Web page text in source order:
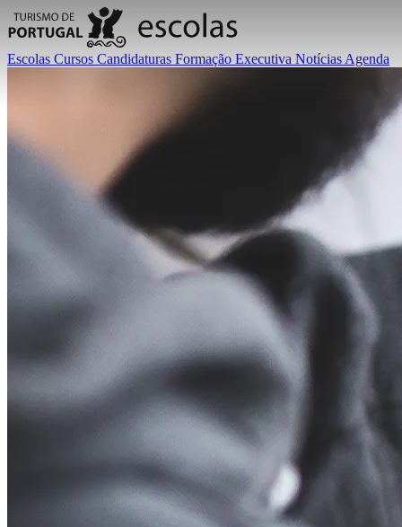
Escolas Cursos Candidaturas Formação Executiva Notícias Agenda